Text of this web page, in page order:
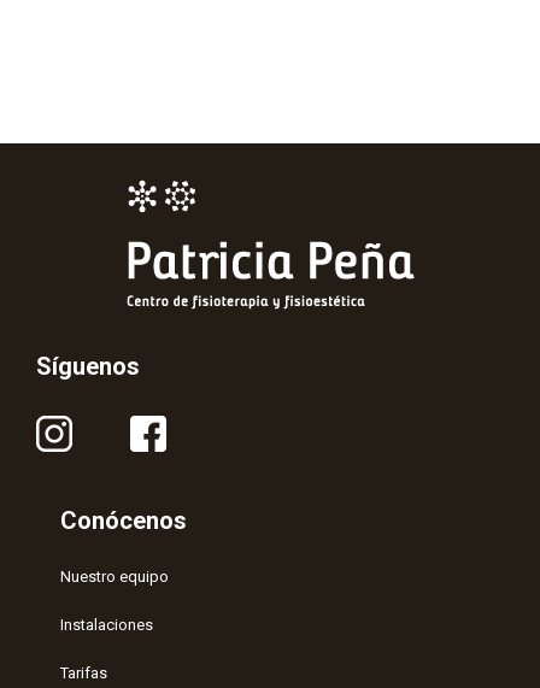
Síguenos
Conócenos
Nuestro equipo
Instalaciones
Tarifas